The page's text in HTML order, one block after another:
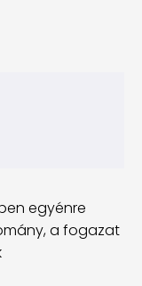
egyénre
a fogazat